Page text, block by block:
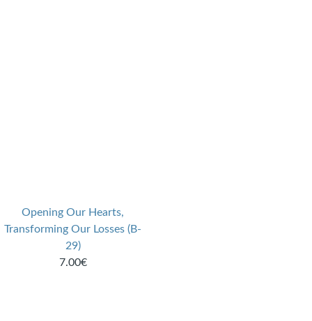
Opening Our Hearts,
Transforming Our Losses (B-
29)
7.00€